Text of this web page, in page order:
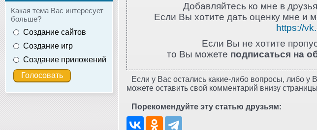
Какая тема Вас интересует
больше?
Создание сайтов
Создание игр
Создание приложений
Добавляйтесь ко мне в друзья
Если Вы хотите дать оценку мне и
https://
Если Вы не хотите
то Вы можете подписаться на
Если у Вас остались какие-либо вопросы, либо у
можете оставить свой комментарий внизу
Порекомендуйте эту статью друзьям: